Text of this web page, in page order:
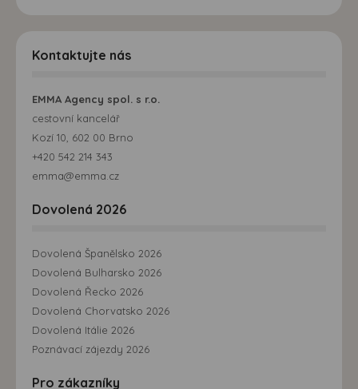
Kontaktujte nás
EMMA Agency spol. s r.o.
cestovní kancelář
Kozí 10, 602 00 Brno
+420 542 214 343
emma@emma.cz
Dovolená 2026
Dovolená Španělsko 2026
Dovolená Bulharsko 2026
Dovolená Řecko 2026
Dovolená Chorvatsko 2026
Dovolená Itálie 2026
Poznávací zájezdy 2026
Pro zákazníky